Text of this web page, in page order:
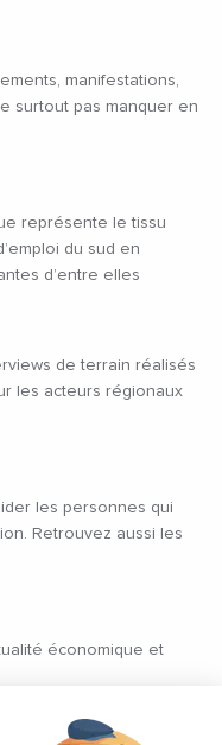
manifestations,
surtout pas manquer en
représente le tissu
du sud en
d’entre elles
de terrain réalisés
les acteurs régionaux
les personnes qui
Retrouvez aussi les
économique et